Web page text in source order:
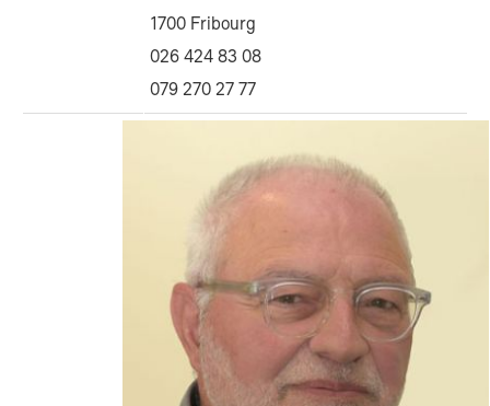
1700 Fribourg
026 424 83 08
079 270 27 77